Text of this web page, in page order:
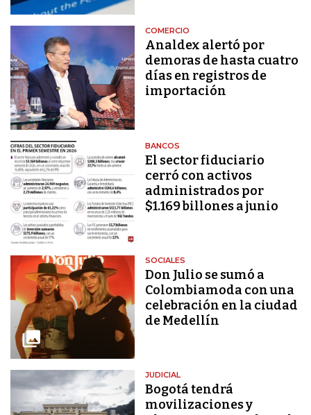
COMERCIO
Analdex alertó por
demoras de hasta cuatro
días en registros de
importación
BANCOS
El sector fiduciario
cerró con activos
administrados por
$1.169 billones a junio
SOCIALES
Don Julio se sumó a
Colombiamoda con una
celebración en la ciudad
de Medellín
JUDICIAL
Bogotá tendrá
movilizaciones y